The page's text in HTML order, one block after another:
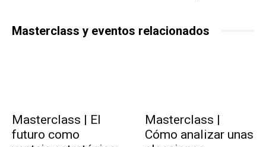
Masterclass y eventos relacionados
Masterclass | El
futuro como
Masterclass |
Cómo analizar unas